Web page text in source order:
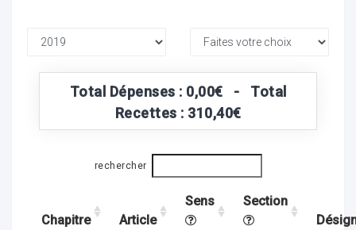
Total Dépenses : 0,00€ - Total
Recettes : 310,40€
rechercher
Chapitre Article
Sens
Section